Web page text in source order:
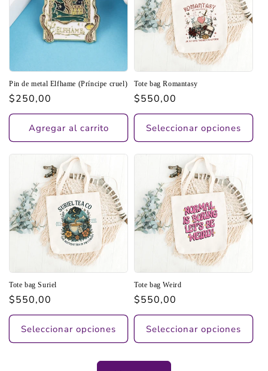
Pin de metal Elfhame (Príncipe cruel)
Precio
habitual
$250,00
Agregar al carrito
Tote bag Romantasy
Precio
habitual
$550,00
Seleccionar opciones
Tote bag Suriel
Precio
habitual
$550,00
Seleccionar opciones
Tote bag Weird
Precio
habitual
$550,00
Seleccionar opciones